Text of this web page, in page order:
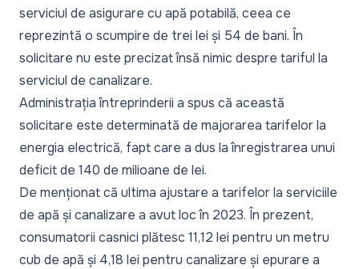
serviciul de asigurare cu apă potabilă, ceea ce
reprezintă o scumpire de trei lei și 54 de bani. În
solicitare nu este precizat însă nimic despre tariful la
serviciul de canalizare.
Administrația întreprinderii a spus că această
solicitare este determinată de majorarea tarifelor la
energia electrică, fapt care a dus la înregistrarea unui
deficit de 140 de milioane de lei.
De menționat că ultima ajustare a tarifelor la serviciile
de apă și canalizare a avut loc în 2023. În prezent,
consumatorii casnici plătesc 11,12 lei pentru un metru
cub de apă și 4,18 lei pentru canalizare și epurare a